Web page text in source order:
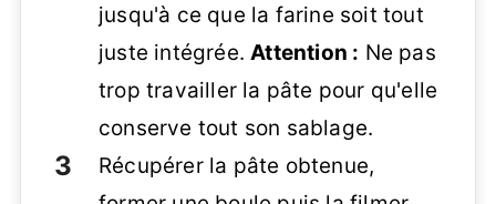
jusqu'à ce que la farine soit tout
juste intégrée.Attention : Ne pas
trop travailler la pâte pour qu'elle
conserve tout son sablage.
Récupérer la pâte obtenue,